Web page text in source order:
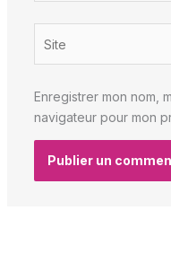
Enregistrer mon nom,
navigateur pour mon